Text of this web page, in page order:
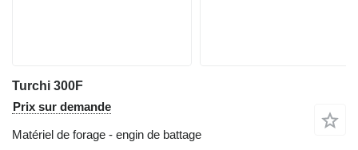
Turchi 300F
Prix sur demande
Matériel de forage - engin de battage